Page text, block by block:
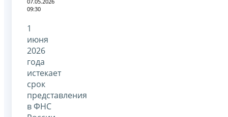
09:30
1
июня
2026
года
истекает
срок
представления
в ФНС